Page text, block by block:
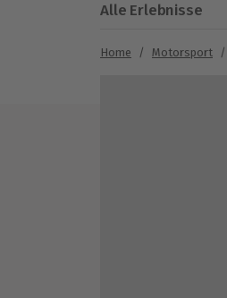
Alle Erlebnisse
Home / Motorsport /